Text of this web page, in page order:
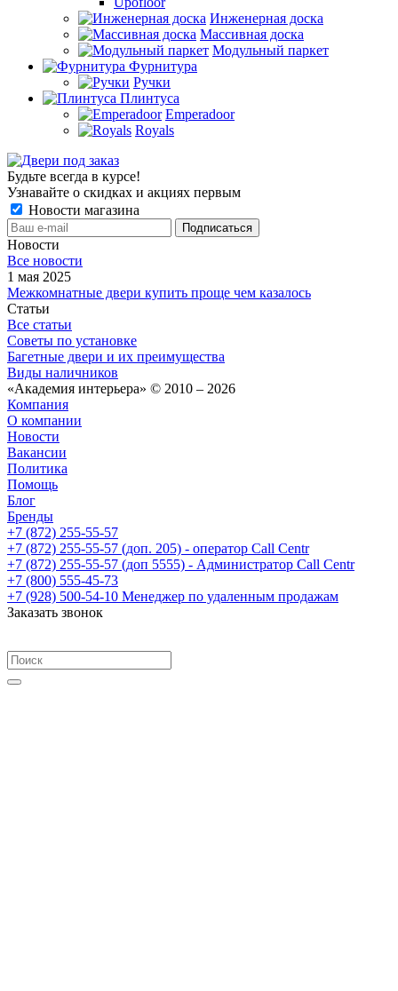
Инженерная доска
Массивная доска
Модульный паркет
Фурнитура
Ручки
Плинтуса
Emperadoor
Royals
Будьте всегда в курсе!
Узнавайте о скидках и акциях первым
Новости магазина
Новости
Все новости
1 мая 2025
Межкомнатные двери купить проще чем казалось
Статьи
Все статьи
Советы по установке
Багетные двери и их преимущества
Виды наличников
«Академия интерьера» © 2010 – 2026
Компания
О компании
Новости
Вакансии
Политика
Помощь
Блог
Бренды
+7 (872) 255-55-57
+7 (872) 255-55-57 (доп. 205) - оператор Call Centr
+7 (872) 255-55-57 (доп 5555) - Администратор Call Centr
+7 (800) 555-45-73
+7 (928) 500-54-10 Менеджер по удаленным продажам
Заказать звонок